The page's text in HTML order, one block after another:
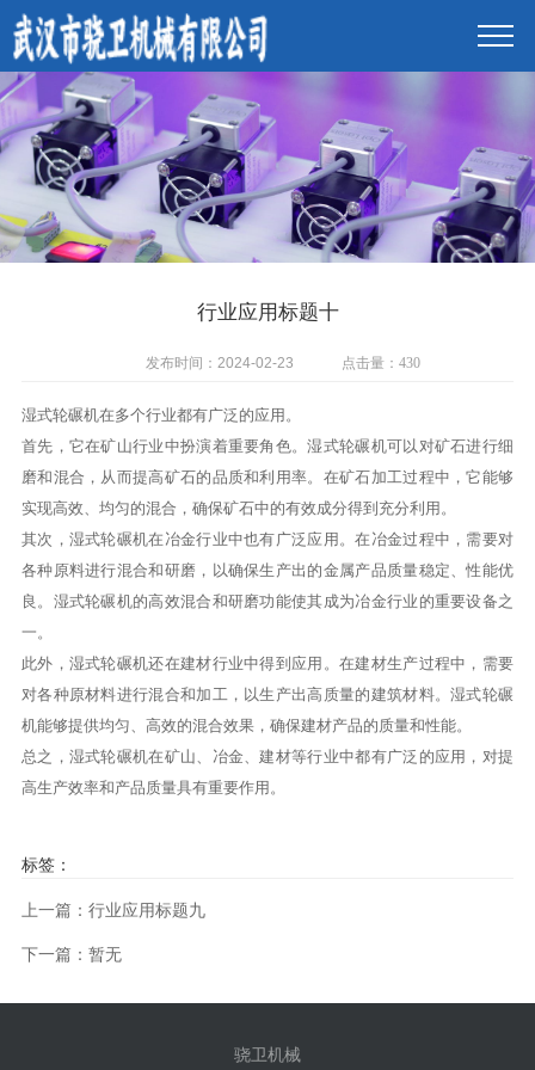
行业应用标题十
发布时间：2024-02-23 点击量： 430
湿式轮碾机在多个行业都有广泛的应用。
首先，它在矿山行业中扮演着重要角色。湿式轮碾机可以对矿石进行细
磨和混合，从而提高矿石的品质和利用率。在矿石加工过程中，它能够
实现高效、均匀的混合，确保矿石中的有效成分得到充分利用。
其次，湿式轮碾机在冶金行业中也有广泛应用。在冶金过程中，需要对
各种原料进行混合和研磨，以确保生产出的金属产品质量稳定、性能优
良。湿式轮碾机的高效混合和研磨功能使其成为冶金行业的重要设备之
一。
此外，湿式轮碾机还在建材行业中得到应用。在建材生产过程中，需要
对各种原材料进行混合和加工，以生产出高质量的建筑材料。湿式轮碾
机能够提供均匀、高效的混合效果，确保建材产品的质量和性能。
总之，湿式轮碾机在矿山、冶金、建材等行业中都有广泛的应用，对提
高生产效率和产品质量具有重要作用。
标签：
上一篇：行业应用标题九
下一篇：暂无
骁卫机械